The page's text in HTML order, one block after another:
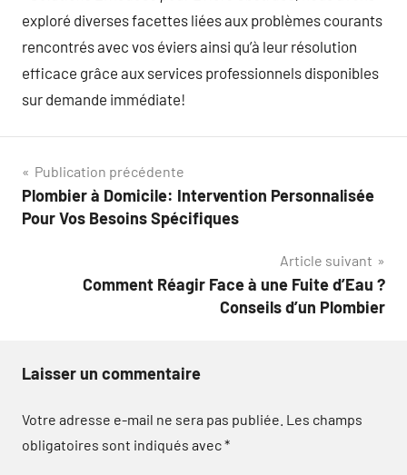
exploré diverses facettes liées aux problèmes courants
rencontrés avec vos éviers ainsi qu’à leur résolution
efficace grâce aux services professionnels disponibles
sur demande immédiate!
Navigation
de
Publication précédente
Plombier à Domicile: Intervention Personnalisée
Pour Vos Besoins Spécifiques
Article suivant
Comment Réagir Face à une Fuite d’Eau ?
Conseils d’un Plombier
Laisser un commentaire
Votre adresse e-mail ne sera pas publiée. Les champs
obligatoires sont indiqués avec*